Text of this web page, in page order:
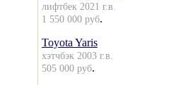
лифтбек 2021 г.в.
1 550 000 руб.
Toyota Yaris
хэтчбэк 2003 г.в.
505 000 руб.